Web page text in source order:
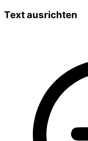
Text ausrichten